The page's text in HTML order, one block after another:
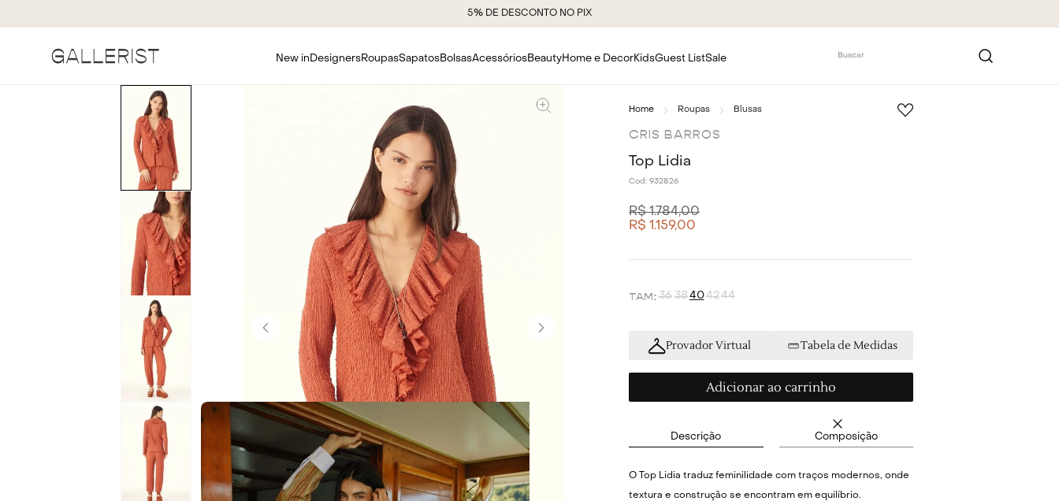
5% DE DESCONTO NO PIX
New in DesignersRoupasSapatosBolsasAcessóriosBeautyHome e DecorKidsGuest ListSale
Buscar
Roupas Blusas
CRIS BARROS
Top Lidia
Cod: 932826
R$ 1.784,00
R$ 1 .159,00
36 38404244
Provador Virtual Tabela de Medidas
Adicionar ao carrinho
Descrição Composição
O Top Lidia traduz feminilidade com traços modernos, onde
textura e construção se encontram em equilíbrio.